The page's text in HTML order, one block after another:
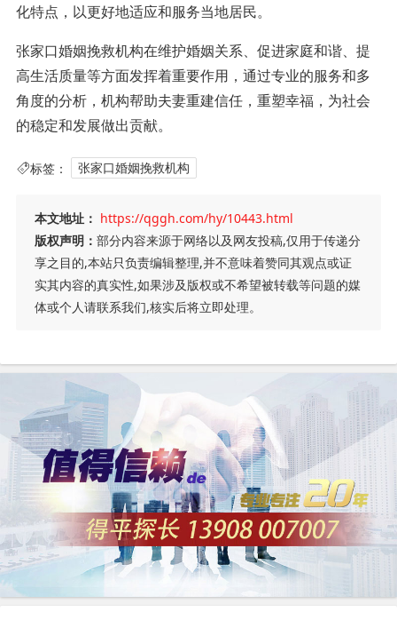
化特点，以更好地适应和服务当地居民。
张家口婚姻挽救机构在维护婚姻关系、促进家庭和谐、提
高生活质量等方面发挥着重要作用，通过专业的服务和多
角度的分析，机构帮助夫妻重建信任，重塑幸福，为社会
的稳定和发展做出贡献。
标签： 张家口婚姻挽救机构
本文地址： https://qggh.com/hy/10443.html
版权声明： 部分内容来源于网络以及网友投稿,仅用于传递分
享之目的,本站只负责编辑整理,并不意味着赞同其观点或证
实其内容的真实性,如果涉及版权或不希望被转载等问题的媒
体或个人请联系我们,核实后将立即处理。